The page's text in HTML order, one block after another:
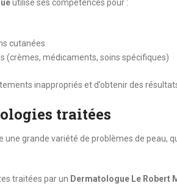
utilise ses compétences pour :
cutanées
(crèmes, médicaments, soins spécifiques)
inappropriés et d’obtenir des
traitées
une grande variété de problèmes de peau,
traitées par un Dermatologue Le Robert